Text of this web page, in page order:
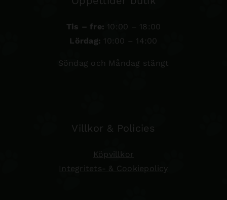
Tis – fre: 10:00 – 18:00
Lördag: 10:00 – 14:00
Söndag och Måndag stängt
Villkor & Policies
Köpvillkor
Integritets- & Cookiepolicy